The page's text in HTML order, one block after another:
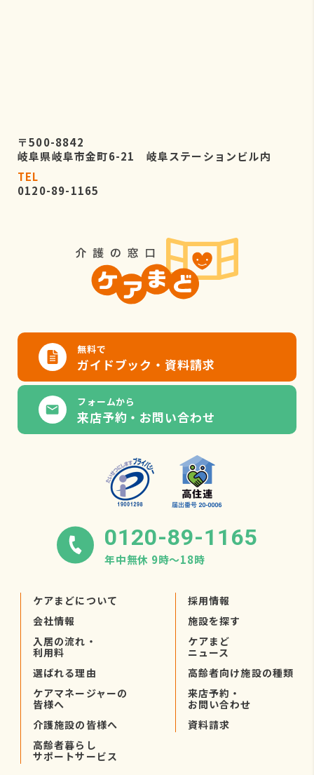
〒500-8842
岐阜県岐阜市金町6-21 岐阜ステーションビル内
TEL
0120-89-1165
無料で
ガイドブック・資料請求
フォームから
来店予約・お問い合わせ
0120-89-1165
年中無休 9時〜18時
ケアまどについて
会社情報
入居の流れ・
利用料
選ばれる理由
ケアマネージャーの
皆様へ
介護施設の皆様へ
高齢者暮らし
サポートサービス
採用情報
施設を探す
ケアまど
ニュース
高齢者向け施設の種類
来店予約・
お問い合わせ
資料請求